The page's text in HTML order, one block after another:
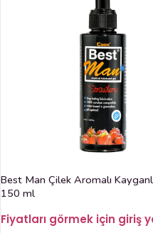
Best Man Çilek Aromalı
150 ml
Fiyatları görmek için giriş